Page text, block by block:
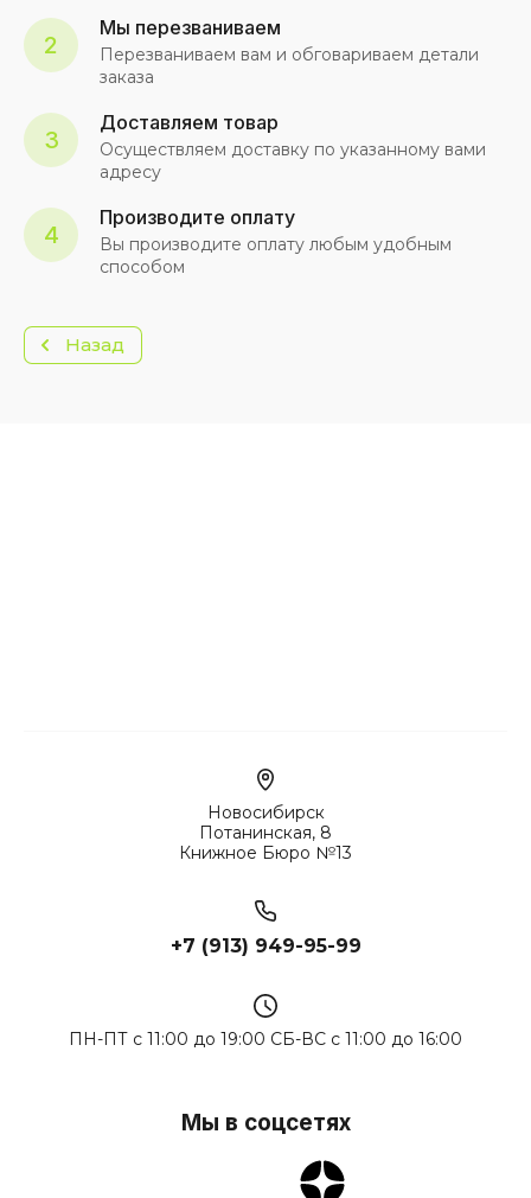
2
Мы перезваниваем
Перезваниваем вам и обговариваем детали
заказа
3
Доставляем товар
Осуществляем доставку по указанному вами
адресу
4
Производите оплату
Вы производите оплату любым удобным
способом
Назад
Новосибирск
Потанинская, 8
Книжное Бюро №13
+7 (913) 949-95-99
ПН-ПТ с 11:00 до 19:00 СБ-ВС с 11:00 до 16:00
Мы в соцсетях